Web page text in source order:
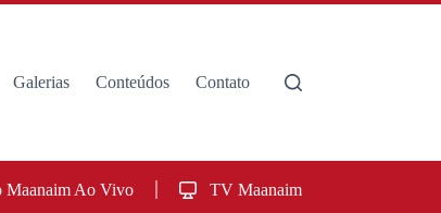
Galerias Conteúdos Contato
Maanaim Ao Vivo TV Maanaim